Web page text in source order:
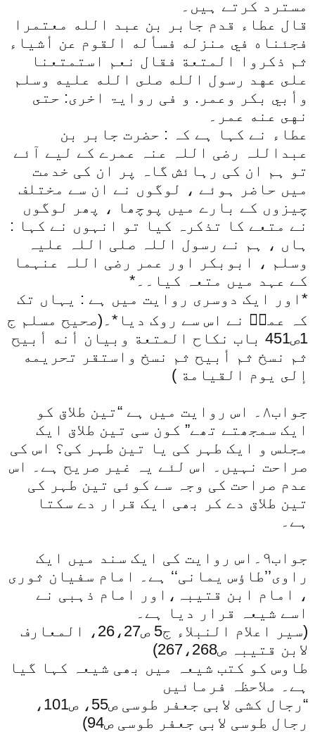
مسترد کرتے ہیں۔
قال عطاء قدم جابر بن عبد الله معتمرا
فجئناه في منزله فسأله القوم عن أشياء
ثم ذكروا المتعة فقال نعم استمتعنا
على عهد رسول الله صلى الله عليه وسلم
وأبي بكر وعمر. و فی روایۃ اخری: حتى
نهى عنه عمر۔
عطاء نے کہا ہے کہ : حضرت جابر بن
عبداللہ رضی اللہ عنہ عمرے کے لیے آئے
تو ہم ان کی رہائش گاہ پر ان کی خدمت
میں حاضر ہوئے ، لوگوں نے ان سے مختلف
چیزوں کے بارے میں پوچھا ، پھر لوگوں
نے متعے کا تذکرہ کیا تو انہوں نے کہا :
ہاں ، ہم نے رسول اللہ صلی اللہ علیہ
وسلم ، ابوبکر اور عمر رضی اللہ عنہما
کے عہد میں متعہ کیا۔۔*
*اور ایک دوسری روایت میں ہے : یہاں تک
کہ عمرؓ نے اس سے روک دیا*۔(صحیح مسلم ج
1ص451 باب نكاح المتعة وبيان أنه أبيح
ثم نسخ ثم أبيح ثم نسخ واستقر تحريمه
إلى يوم القيامة )
جواب۸۔ اس روایت میں ہے “تین طلاق کو
ایک سمجھتے تھے” کون سی تین طلاق ایک
مجلس و ایک طہر کی یا تین طہر کی؟ اس کی
صراحت نہیں۔ اس لئے یہ غیر صریح ہے۔ اس
عدم صراحت کی وجہ سے کوئی تین طہر کی
تین طلاق دے کر بھی ایک قرار دے سکتا
ہے۔
جواب۹۔اس روایت کی ایک سند میں ایک
راوی’’طاؤس یمانی‘‘ ہے۔ امام سفیان ثوری
، امام ابن قتیبہ،اور امام ذہبی نے
اسے شیعہ قرار دیا ہے۔
(سیر اعلام النبلاء ج5 ص26،27، المعارف
لابن قتیبہ ص267،268)
طاوس کو کتب شیعہ میں بھی شیعہ کہا گیا
ہے۔ ملاحظہ فرمائیں
“رجال کشی لابی جعفر طوسی ص55، ص101،
رجال طوسی لابی جعفر طوسی ص94)